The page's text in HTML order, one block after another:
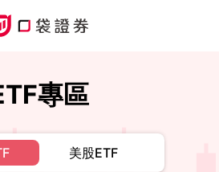
專區
美股ETF